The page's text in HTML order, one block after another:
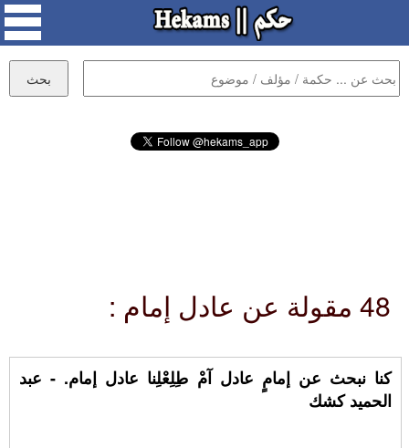
48 مقولة عن عادل إمام :
كنا نبحث عن إمامٍ عادل آمْ طِلِعْلِنا عادل إمام. - عبد
الحميد كشك